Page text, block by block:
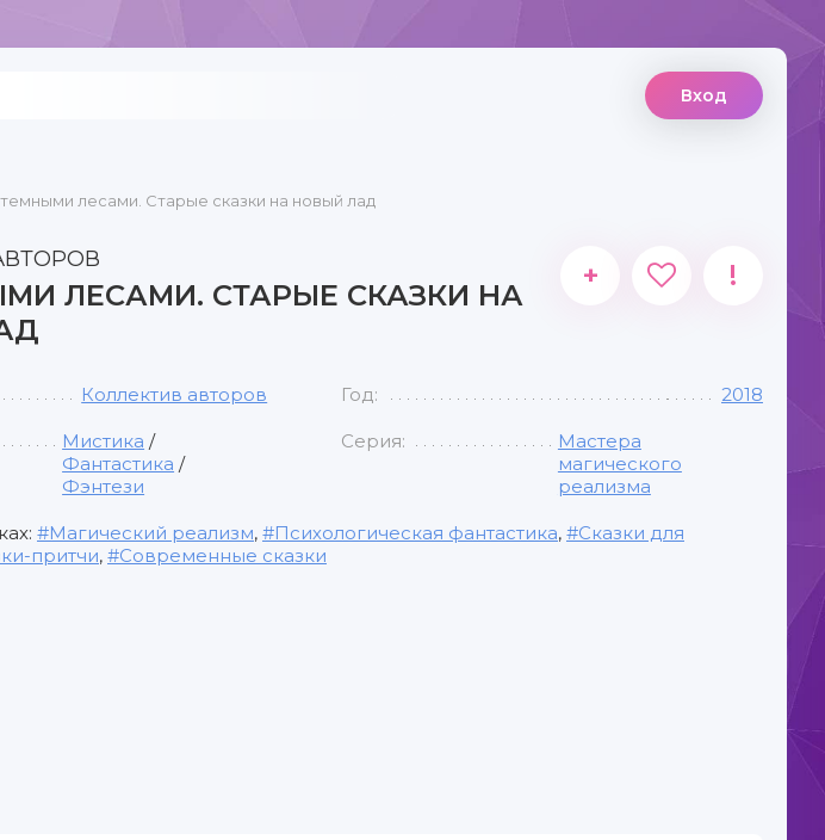
Вход
темными лесами. Старые сказки на новый лад
ЛЕСАМИ. СТАРЫЕ СКАЗКИ НА
+ !
Коллектив авторов Год: 2018
Мистика /
Фантастика /
Фэнтези
Серия:
Мастера
магического
реализма
Магический реализм, Психологическая фантастика,
Сказки для
притчи, Современные сказки